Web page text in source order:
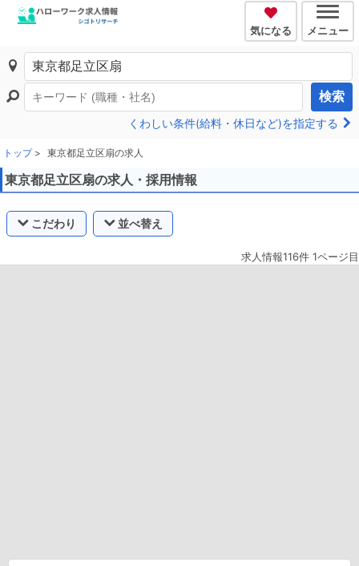
気になる メニュー
検索
くわしい条件(給料・休日など)を指定する
トップ 東京都足立区扇の求人
東京都足立区扇の求人・採用情報
こだわり 並べ替え
求人情報116件 1ページ目